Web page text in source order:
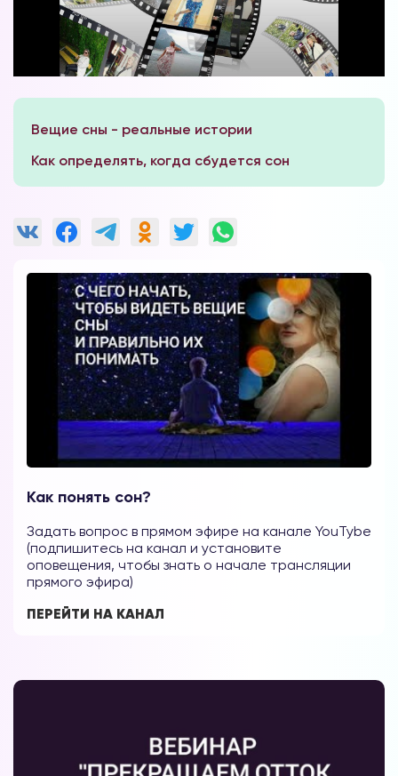
Вещие сны - реальные истории
Как определять, когда сбудется сон
Как понять сон?
Задать вопрос в прямом эфире на канале YouTybe
(подпишитесь на канал и установите
оповещения, чтобы знать о начале трансляции
прямого эфира)
ПЕРЕЙТИ НА КАНАЛ
Наши форумы
Форум в Телеграм